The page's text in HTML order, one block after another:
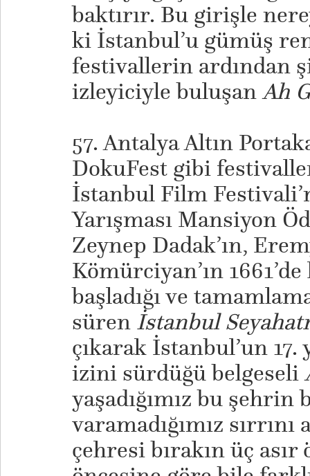
baktırır. Bu girişle
ki İstanbul’u gümüş
festivallerin ardından
izleyiciyle buluşanAh
57. Antalya Altın
DokuFest gibi
İstanbul Film
Yarışması Mansiyon
Zeynep Dadak’ın,
Kömürciyan’ın
başladığı ve
süren İstanbul
çıkarak İstanbul’un 17.
izini sürdüğü belgeseli
yaşadığımız bu şehrin
varamadığımız
çehresi bırakın üç asır